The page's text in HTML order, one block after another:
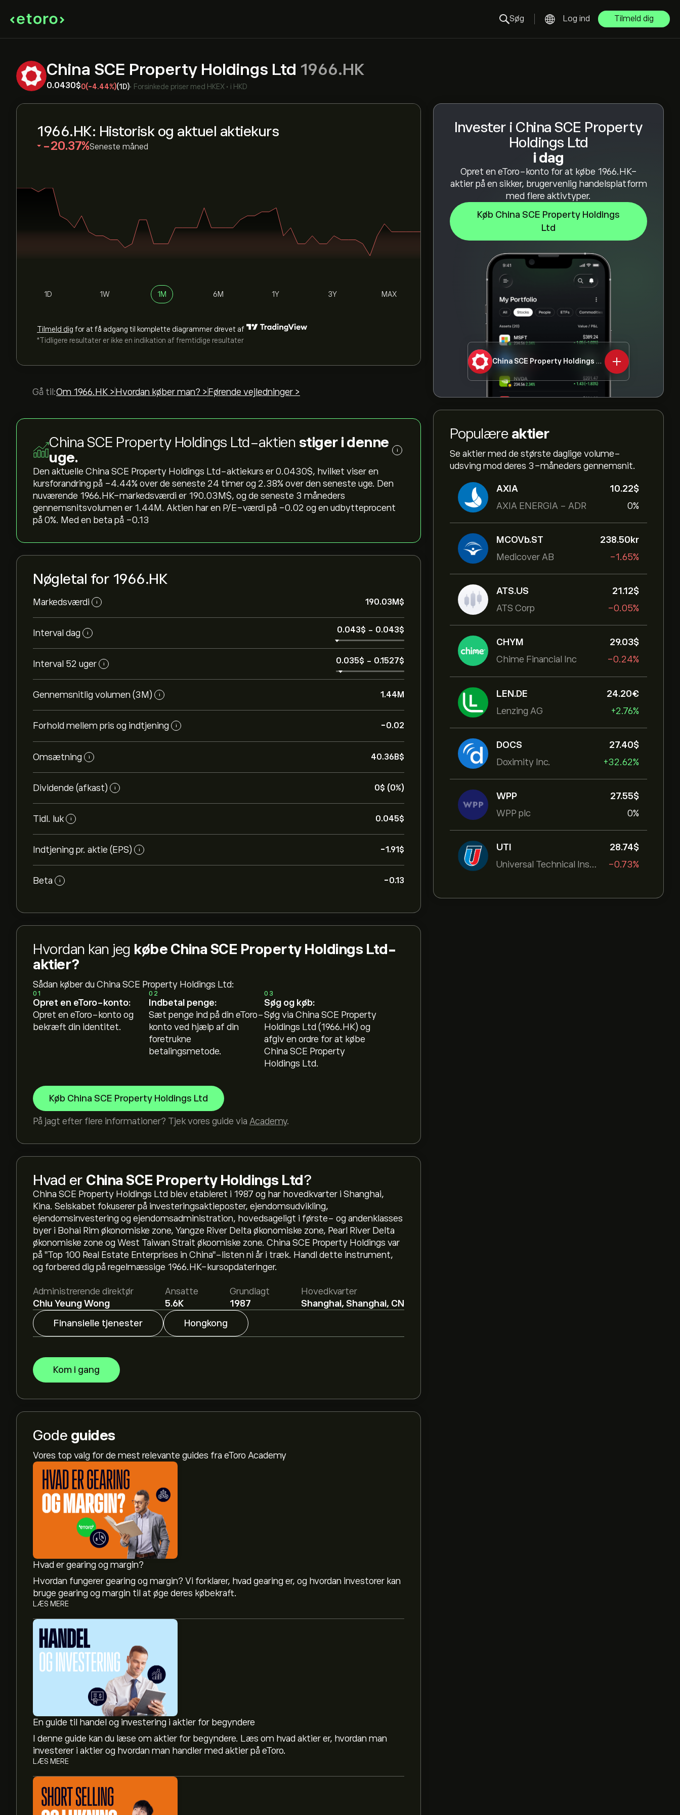
Søg Log ind Tilmeld dig
China SCE Property Holdings Ltd 1966.HK
0.0430‎$‎0(-4.44%)(1D)• Forsinkede priser med HKEX • i HKD
Invester i China SCE Property
Holdings Ltd
i dag
Opret en eToro-konto for at købe 1966.HK-
aktier på en sikker, brugervenlig handelsplatform
med flere aktivtyper.
Køb China SCE Property Holdings
Ltd
China SCE Property Holdings Ltd 1966.HK
Populære aktier
Se aktier med de største daglige volume-
udsving mod deres 3-måneders gennemsnit.
AXIA
AXIA ENERGIA - ADR
10.22‎$‎
0%
MCOVb.ST
Medicover AB
238.50‎kr‎
-1.65%
ATS.US
ATS Corp
21.12‎$‎
-0.05%
CHYM
Chime Financial Inc
29.03‎$‎
-0.24%
LEN.DE
Lenzing AG
24.20‎€‎
+2.76%
DOCS
Doximity Inc.
27.40‎$‎
+32.62%
WPP
WPP plc
27.55‎$‎
0%
UTI
Universal Technical Institut
28.74‎$‎
-0.73%
1966.HK: Historisk og aktuel aktiekurs
‎-20.37‎ Seneste måned
1D 1W 1M 6M 1Y 3Y MAX
Tilmeld dig for at få adgang til komplette diagrammer drevet af
*Tidligere resultater er ikke en indikation af fremtidige resultater
Gå til:Om 1966.HK > Hvordan køber man? > Førende vejledninger >
China SCE Property Holdings Ltd-aktien stiger i denne
uge.
i
Den aktuelle China SCE Property Holdings Ltd-aktiekurs er 0.0430‎$‎, hvilket viser en
kursforandring på ‎-4.44‎% over de seneste 24 timer og ‎2.38‎% over den seneste uge. Den
nuværende 1966.HK-markedsværdi er 190.03M‎$‎, og de seneste 3 måneders
gennemsnitsvolumen er 1.44M. Aktien har en P/E-værdi på -0.02 og en udbytteprocent
på 0%. Med en beta på -0.13
Nøgletal for 1966.HK
Markedsværdi i 190.03M‎$‎
Interval dag i 0.043‎$‎ - 0.043‎$‎
Interval 52 uger i 0.035‎$‎ - 0.1527‎$‎
Gennemsnitlig volumen (3M) i 1.44M
Forhold mellem pris og indtjening i -0.02
Omsætning i 40.36B‎$‎
Dividende (afkast) i 0‎$‎ (0%)
Tidl. luk i 0.045‎$‎
Indtjening pr. aktie (EPS) i -1.91‎$‎
Beta i -0.13
Hvordan kan jeg købe China SCE Property Holdings Ltd-
aktier?
Sådan køber du China SCE Property Holdings Ltd:
01
Opret en eToro-konto:
Opret en eToro-konto og
bekræft din identitet.
02
Indbetal penge:
Sæt penge ind på din eToro-
konto ved hjælp af din
foretrukne
betalingsmetode.
03
Søg og køb:
Søg via China SCE Property
Holdings Ltd (1966.HK) og
afgiv en ordre for at købe
China SCE Property
Holdings Ltd.
Køb China SCE Property Holdings Ltd
På jagt efter flere informationer? Tjek vores guide via Academy.
Hvad er China SCE Property Holdings Ltd?
China SCE Property Holdings Ltd blev etableret i 1987 og har hovedkvarter i Shanghai,
Kina. Selskabet fokuserer på investeringsaktieposter, ejendomsudvikling,
ejendomsinvestering og ejendomsadministration, hovedsageligt i første- og andenklasses
byer i Bohai Rim økonomiske zone, Yangze River Delta økonomiske zone, Pearl River Delta
økonomiske zone og West Taiwan Strait økoomiske zone. China SCE Property Holdings var
på "Top 100 Real Estate Enterprises in China"-listen ni år i træk. Handl dette instrument,
og forbered dig på regelmæssige 1966.HK-kursopdateringer.
Administrerende direktør
Chiu Yeung Wong
Ansatte
5.6K
Grundlagt
1987
Hovedkvarter
Shanghai, Shanghai, CN
Finansielle tjenester
Hongkong
Kom i gang
Gode guides
Vores top valg for de mest relevante guides fra eToro Academy
Hvad er gearing og margin?
Hvordan fungerer gearing og margin? Vi forklarer, hvad gearing er, og hvordan investorer kan
bruge gearing og margin til at øge deres købekraft.
LÆS MERE
En guide til handel og investering i aktier for begyndere
I denne guide kan du læse om aktier for begyndere. Læs om hvad aktier er, hvordan man
investerer i aktier og hvordan man handler med aktier på eToro.
LÆS MERE